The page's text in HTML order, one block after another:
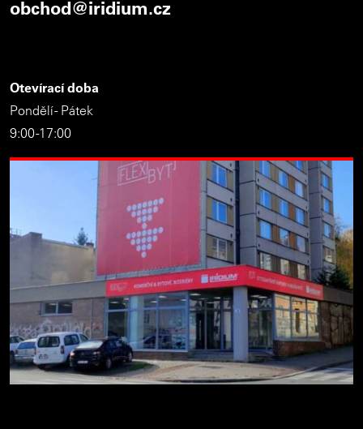
obchod@iridium.cz
Otevírací doba
Pondělí - Pátek
9:00 -17:00